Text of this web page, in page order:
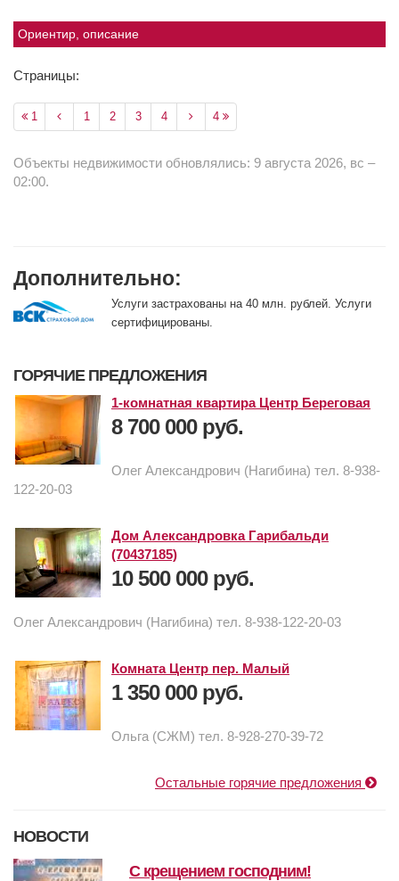
Ориентир, описание
Страницы:
1 1 2 3 4 4
Объекты недвижимости обновлялись: 9 августа 2026, вс –
02:00.
Дополнительно:
Услуги застрахованы на 40 млн. рублей. Услуги
сертифицированы.
ГОРЯЧИЕ ПРЕДЛОЖЕНИЯ
1-комнатная квартира Центр Береговая
8 700 000 руб.
Олег Александрович (Нагибина) тел. 8-938-
122-20-03
Дом Александровка Гарибальди
(70437185)
10 500 000 руб.
Олег Александрович (Нагибина) тел. 8-938-122-20-03
Комната Центр пер. Малый
1 350 000 руб.
Ольга (СЖМ) тел. 8-928-270-39-72
Остальные горячие предложения
НОВОСТИ
с крещением господним!